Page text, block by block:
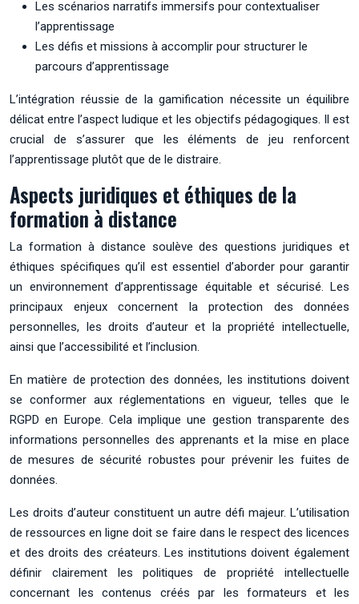
Les scénarios narratifs immersifs pour contextualiser
l’apprentissage
Les défis et missions à accomplir pour structurer le
parcours d’apprentissage
L’intégration réussie de la gamification nécessite un équilibre
délicat entre l’aspect ludique et les objectifs pédagogiques. Il est
crucial de s’assurer que les éléments de jeu renforcent
l’apprentissage plutôt que de le distraire.
Aspects juridiques et éthiques de la
formation à distance
La formation à distance soulève des questions juridiques et
éthiques spécifiques qu’il est essentiel d’aborder pour garantir
un environnement d’apprentissage équitable et sécurisé. Les
principaux enjeux concernent la protection des données
personnelles, les droits d’auteur et la propriété intellectuelle,
ainsi que l’accessibilité et l’inclusion.
En matière de protection des données, les institutions doivent
se conformer aux réglementations en vigueur, telles que le
RGPD en Europe. Cela implique une gestion transparente des
informations personnelles des apprenants et la mise en place
de mesures de sécurité robustes pour prévenir les fuites de
données.
Les droits d’auteur constituent un autre défi majeur. L’utilisation
de ressources en ligne doit se faire dans le respect des licences
et des droits des créateurs. Les institutions doivent également
définir clairement les politiques de propriété intellectuelle
concernant les contenus créés par les formateurs et les